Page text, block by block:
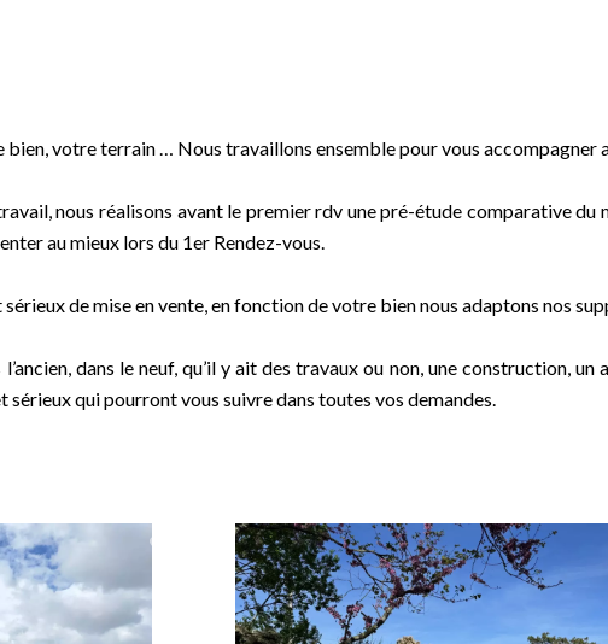
votre terrain … Nous travaillons ensemble pour vous accompagner
nous réalisons avant le premier rdv une pré-étude comparative
au mieux lors du 1er Rendez-vous.
de mise en vente, en fonction de votre bien nous adaptons nos
dans le neuf, qu’il y ait des travaux ou non, une construction,
qui pourront vous suivre dans toutes vos demandes.